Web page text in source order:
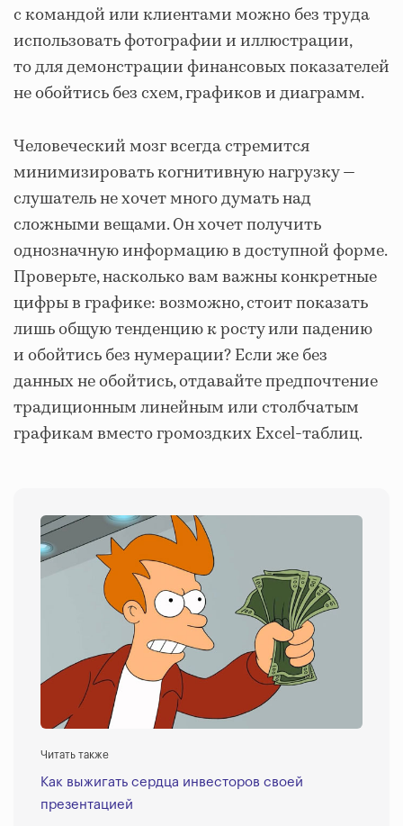
с командой или клиентами можно без труда
использовать фотографии и иллюстрации,
то для демонстрации финансовых показателей
не обойтись без схем, графиков и диаграмм.
Человеческий мозг всегда стремится
минимизировать когнитивную нагрузку —
слушатель не хочет много думать над
сложными вещами. Он хочет получить
однозначную информацию в доступной форме.
Проверьте, насколько вам важны конкретные
цифры в графике: возможно, стоит показать
лишь общую тенденцию к росту или падению
и обойтись без нумерации? Если же без
данных не обойтись, отдавайте предпочтение
традиционным линейным или столбчатым
графикам вместо громоздких Excel-таблиц.
Читать также
Как выжигать сердца инвесторов своей
презентацией